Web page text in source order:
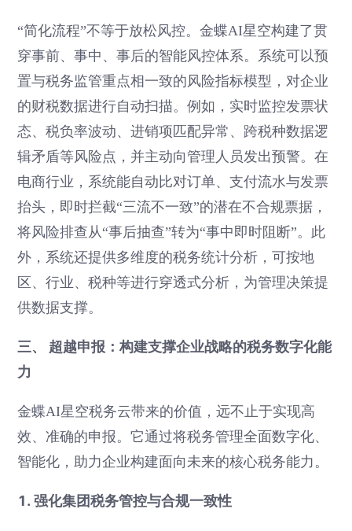
“简化流程”不等于放松风控。金蝶AI星空构建了贯
穿事前、事中、事后的智能风控体系。系统可以预
置与税务监管重点相一致的风险指标模型，对企业
的财税数据进行自动扫描。例如，实时监控发票状
态、税负率波动、进销项匹配异常、跨税种数据逻
辑矛盾等风险点，并主动向管理人员发出预警。在
电商行业，系统能自动比对订单、支付流水与发票
抬头，即时拦截“三流不一致”的潜在不合规票据，
将风险排查从“事后抽查”转为“事中即时阻断”。此
外，系统还提供多维度的税务统计分析，可按地
区、行业、税种等进行穿透式分析，为管理决策提
供数据支撑。
三、 超越申报：构建支撑企业战略的税务数字化能
力
金蝶AI星空税务云带来的价值，远不止于实现高
效、准确的申报。它通过将税务管理全面数字化、
智能化，助力企业构建面向未来的核心税务能力。
1. 强化集团税务管控与合规一致性